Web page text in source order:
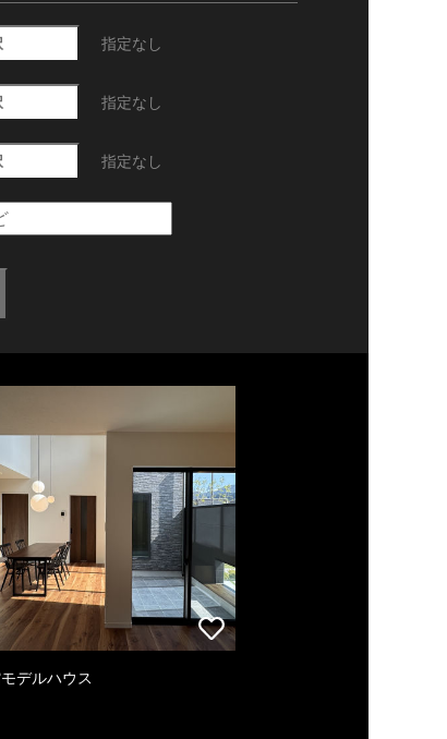
指定なし
指定なし
指定なし
デルハウス